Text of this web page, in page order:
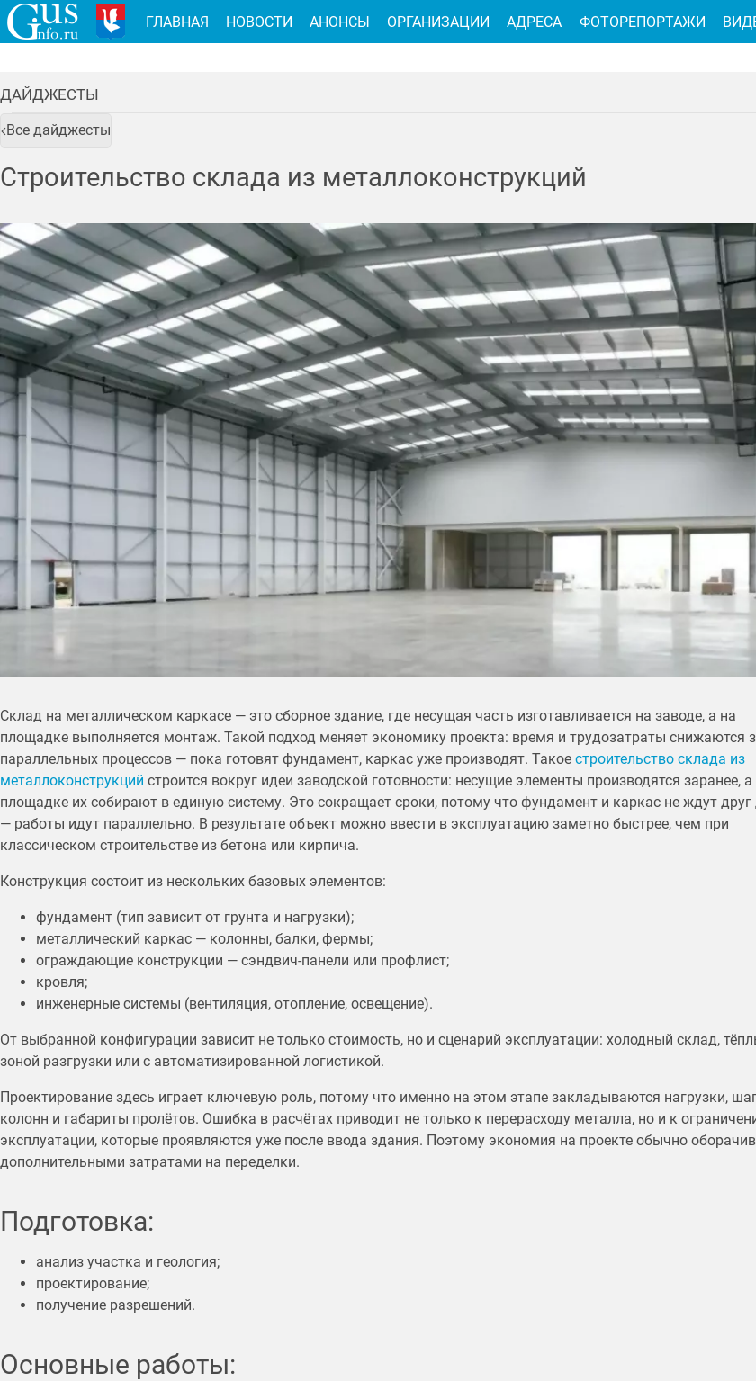
ДАЙДЖЕСТЫ
Все дайджесты
Строительство склада из металлоконструкций
Склад на металлическом каркасе — это сборное здание, где несущая часть изготавливается на заводе, а на
площадке выполняется монтаж. Такой подход меняет экономику проекта: время и трудозатраты снижаются
параллельных процессов — пока готовят фундамент, каркас уже производят. Такое строительство склада из
металлоконструкций строится вокруг идеи заводской готовности: несущие элементы производятся заранее, а
площадке их собирают в единую систему. Это сокращает сроки, потому что фундамент и каркас не ждут друг
— работы идут параллельно. В результате объект можно ввести в эксплуатацию заметно быстрее, чем при
классическом строительстве из бетона или кирпича.
Конструкция состоит из нескольких базовых элементов:
фундамент (тип зависит от грунта и нагрузки);
металлический каркас — колонны, балки, фермы;
ограждающие конструкции — сэндвич-панели или профлист;
кровля;
инженерные системы (вентиляция, отопление, освещение).
От выбранной конфигурации зависит не только стоимость, но и сценарий эксплуатации: холодный склад,
зоной разгрузки или с автоматизированной логистикой.
Проектирование здесь играет ключевую роль, потому что именно на этом этапе закладываются нагрузки,
колонн и габариты пролётов. Ошибка в расчётах приводит не только к перерасходу металла, но и к
эксплуатации, которые проявляются уже после ввода здания. Поэтому экономия на проекте обычно
дополнительными затратами на переделки.
Подготовка:
анализ участка и геология;
проектирование;
получение разрешений.
Основные работы:
ГЛАВНАЯ НОВОСТИ АНОНСЫ ОРГАНИЗАЦИИ АДРЕСА ФОТОРЕПОРТАЖИ